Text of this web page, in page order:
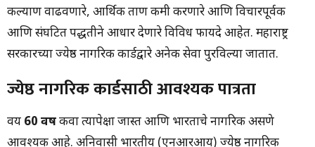
कल्याण वाढवणारे, आर्थिक ताण कमी करणारे आणि विचारपूर्वक
आणि संघटित पद्धतीने आधार देणारे विविध फायदे आहेत. महाराष्ट्र
सरकारच्या ज्येष्ठ नागरिक कार्डद्वारे अनेक सेवा पुरविल्या जातात.
ज्येष्ठ नागरिक कार्डसाठी आवश्यक पात्रता
वय 60 वर्षेकिंवा त्यापेक्षा जास्त आणि भारताचे नागरिक असणे
आवश्यक आहे. अनिवासी भारतीय (एनआरआय) ज्येष्ठ नागरिक